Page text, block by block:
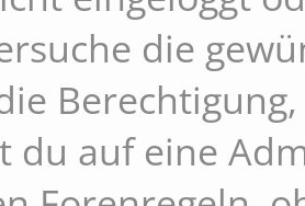
die
du auf eine